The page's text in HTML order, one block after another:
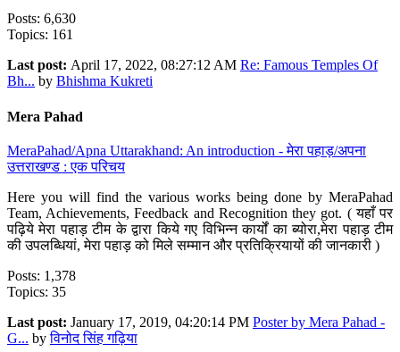
Posts: 6,630
Topics: 161
Last post: April 17, 2022, 08:27:12 AM Re: Famous Temples Of
Bh... by Bhishma Kukreti
Mera Pahad
MeraPahad/Apna Uttarakhand: An introduction - मेरा पहाड़/अपना
उत्तराखण्ड : एक परिचय
Here you will find the various works being done by MeraPahad
Team, Achievements, Feedback and Recognition they got. ( यहाँ पर
पढ़िये मेरा पहाड़ टीम के द्वारा किये गए विभिन्न कार्यों का ब्योरा,मेरा पहाड़ टीम
की उपलब्धियां, मेरा पहाड़ को मिले सम्मान और प्रतिक्रियायों की जानकारी )
Posts: 1,378
Topics: 35
Last post: January 17, 2019, 04:20:14 PM Poster by Mera Pahad -
G... byविनोद सिंह गढ़िया